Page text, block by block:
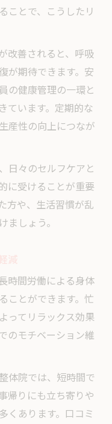
ことで、こうしたリ
改善されると、呼吸
が期待できます。安
の健康管理の一環と
ています。定期的な
産性の向上につなが
日々のセルフケアと
に受けることが重要
方や、生活習慣が乱
しょう。
時間労働による身体
ことができます。忙
ってリラックス効果
のモチベーション維
体院では、短時間で
帰りにも立ち寄りや
くあります。口コミ